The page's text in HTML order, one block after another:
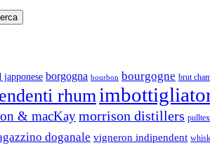
japponese borgogna bourbon bourgogne brut
rhum
& macKaymorrison distillers pulltex
doganale vigneron indipendent